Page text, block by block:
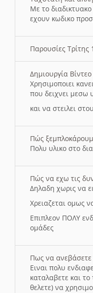
Με το
εχουν κωδικο
Παρουσίες Τρίτης
Δημιουργία
Χρησιμοποιει
που δειχνει μεσω
και να στειλει
Πώς
Πολυ υλικο στο
Πώς να εχω τις
Δηλαδη χωρις να
Χρειαζεται ομως
Επιπλεον ΠΟΛΥ
ομάδες
Πως να ανεβάσετε
Ειναι πολυ
καταλαβετε και
θελετε) να